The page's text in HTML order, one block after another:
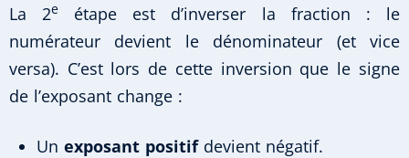
La 2e
étape est d’inverser la fraction : le
numérateur devient le dénominateur (et vice
versa). C’est lors de cette inversion que le signe
de l’exposant change :
Un exposant positifdevient négatif.